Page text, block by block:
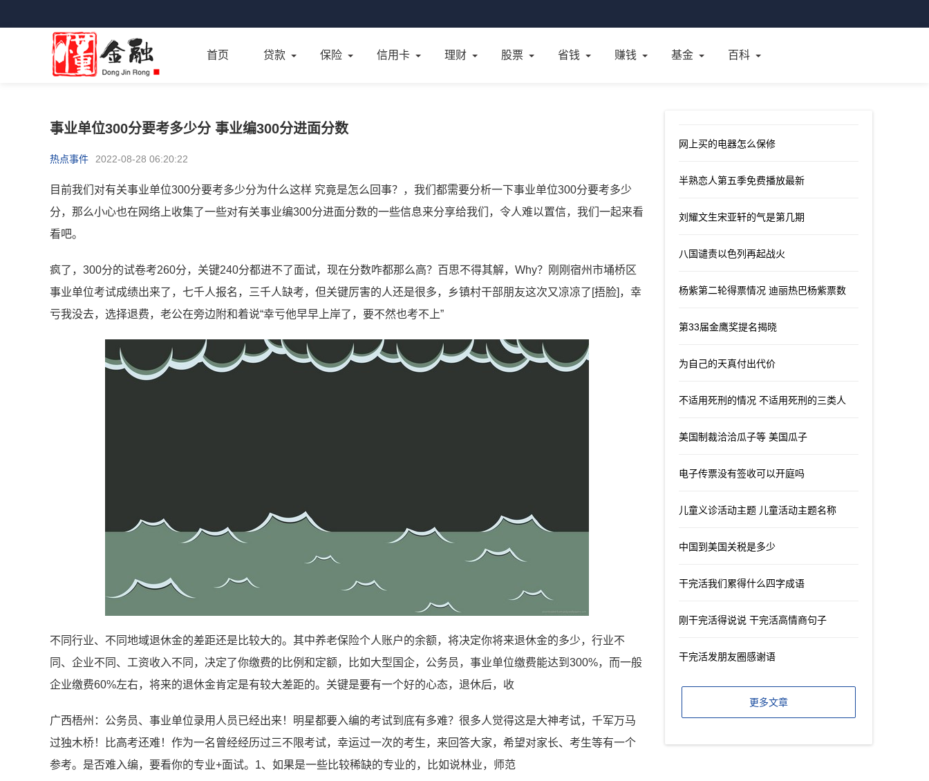
首页 贷款 保险 信用卡 理财 股票 省钱 赚钱 基金 百科
事业单位300分要考多少分 事业编300分进面分数
热点事件 2022-08-28 06:20:22
目前我们对有关事业单位300分要考多少分为什么这样 究竟是怎么回事？，我们都需要分析一下事业单位300分要考多少
分，那么小心也在网络上收集了一些对有关事业编300分进面分数的一些信息来分享给我们，令人难以置信，我们一起来看
看吧。
疯了，300分的试卷考260分，关键240分都进不了面试，现在分数咋都那么高？百思不得其解，Why？刚刚宿州市埇桥区
事业单位考试成绩出来了，七千人报名，三千人缺考，但关键厉害的人还是很多，乡镇村干部朋友这次又凉凉了[捂脸]，幸
亏我没去，选择退费，老公在旁边附和着说“幸亏他早早上岸了，要不然也考不上”
不同行业、不同地域退休金的差距还是比较大的。其中养老保险个人账户的余额，将决定你将来退休金的多少，行业不
同、企业不同、工资收入不同，决定了你缴费的比例和定额，比如大型国企，公务员，事业单位缴费能达到300%，而一般
企业缴费60%左右，将来的退休金肯定是有较大差距的。关键是要有一个好的心态，退休后，收
广西梧州：公务员、事业单位录用人员已经出来！明星都要入编的考试到底有多难？很多人觉得这是大神考试，千军万马
过独木桥！比高考还难！作为一名曾经经历过三不限考试，幸运过一次的考生，来回答大家，希望对家长、考生等有一个
参考。是否难入编，要看你的专业+面试。1、如果是一些比较稀缺的专业的，比如说林业，师范
网上买的电器怎么保修
半熟恋人第五季免费播放最新
刘耀文生宋亚轩的气是第几期
八国谴责以色列再起战火
杨紫第二轮得票情况 迪丽热巴杨紫票数
第33届金鹰奖提名揭晓
为自己的天真付出代价
不适用死刑的情况 不适用死刑的三类人
美国制裁洽洽瓜子等 美国瓜子
电子传票没有签收可以开庭吗
儿童义诊活动主题 儿童活动主题名称
中国到美国关税是多少
干完活我们累得什么四字成语
刚干完活得说说 干完活高情商句子
干完活发朋友圈感谢语
更多文章